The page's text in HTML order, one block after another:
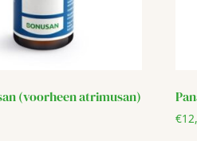
(voorheen atrimusan)
€